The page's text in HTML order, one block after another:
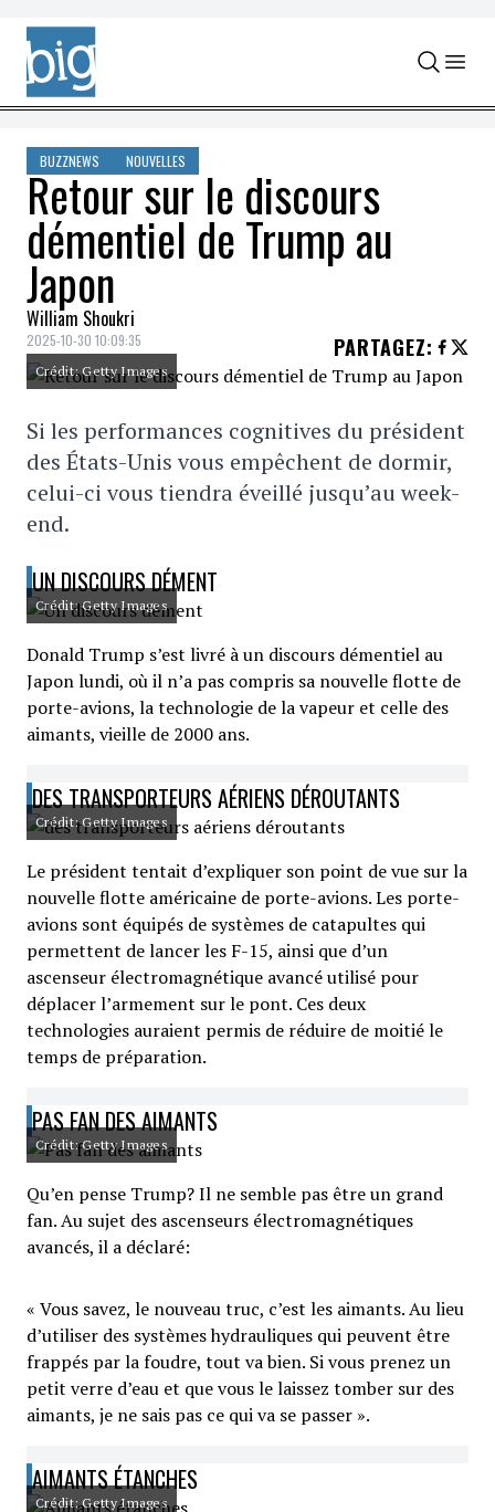
Skip to content
BUZZNEWS NOUVELLES
Retour sur le discours
démentiel de Trump au
Japon
William Shoukri
2025-10-30 10:09:35 PARTAGEZ:
Crédit: Getty Images
Si les performances cognitives du président
des États-Unis vous empêchent de dormir,
celui-ci vous tiendra éveillé jusqu’au week-
end.
UN DISCOURS DÉMENT
Crédit: Getty Images
Donald Trump s’est livré à un discours démentiel au
Japon lundi, où il n’a pas compris sa nouvelle flotte de
porte-avions, la technologie de la vapeur et celle des
aimants, vieille de 2000 ans.
DES TRANSPORTEURS AÉRIENS DÉROUTANTS
Crédit: Getty Images
Le président tentait d’expliquer son point de vue sur la
nouvelle flotte américaine de porte-avions. Les porte-
avions sont équipés de systèmes de catapultes qui
permettent de lancer les F-15, ainsi que d’un
ascenseur électromagnétique avancé utilisé pour
déplacer l’armement sur le pont. Ces deux
technologies auraient permis de réduire de moitié le
temps de préparation.
PAS FAN DES AIMANTS
Crédit: Getty Images
Qu’en pense Trump? Il ne semble pas être un grand
fan. Au sujet des ascenseurs électromagnétiques
avancés, il a déclaré:
« Vous savez, le nouveau truc, c’est les aimants. Au lieu
d’utiliser des systèmes hydrauliques qui peuvent être
frappés par la foudre, tout va bien. Si vous prenez un
petit verre d’eau et que vous le laissez tomber sur des
aimants, je ne sais pas ce qui va se passer ».
AIMANTS ÉTANCHES
Crédit: Getty Images